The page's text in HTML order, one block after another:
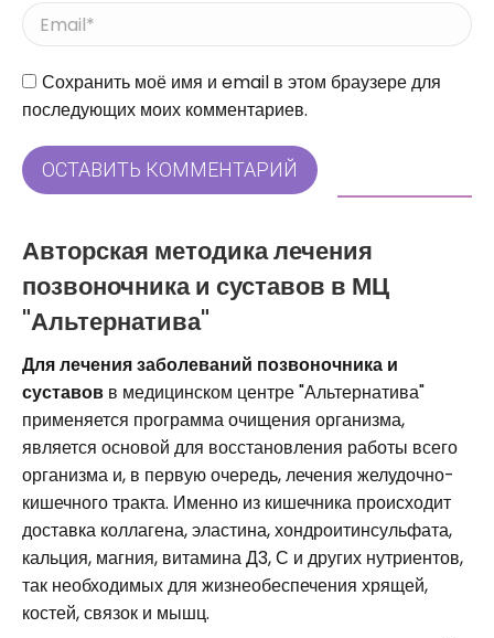
Email *
СайтСохранить моё имя и email в этом браузере для
последующих моих комментариев.
ОСТАВИТЬ КОММЕНТАРИЙ
Авторская методика лечения
позвоночника и суставов в МЦ
"Альтернатива"
Для лечения заболеваний позвоночника и
суставов в медицинском центре "Альтернатива"
применяется программа очищения организма,
является основой для восстановления работы всего
организма и, в первую очередь, лечения желудочно-
кишечного тракта. Именно из кишечника происходит
доставка коллагена, эластина, хондроитинсульфата,
кальция, магния, витамина Д3, С и других нутриентов,
так необходимых для жизнеобеспечения хрящей,
костей, связок и мышц.